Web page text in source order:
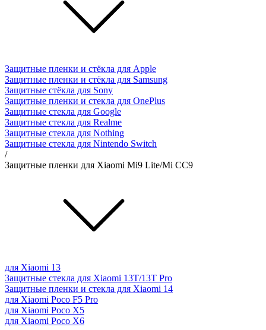
Защитные пленки и стёкла для Apple
Защитные пленки и стёкла для Samsung
Защитные стёкла для Sony
Защитные пленки и стекла для OnePlus
Защитные стекла для Google
Защитные стекла для Realme
Защитные стекла для Nothing
Защитные стекла для Nintendo Switch
/
Защитные пленки для Xiaomi Mi9 Lite/Mi CC9
для Xiaomi 13
Защитные стекла для Xiaomi 13T/13T Pro
Защитные пленки и стекла для Xiaomi 14
для Xiaomi Poco F5 Pro
для Xiaomi Poco X5
для Xiaomi Poco X6